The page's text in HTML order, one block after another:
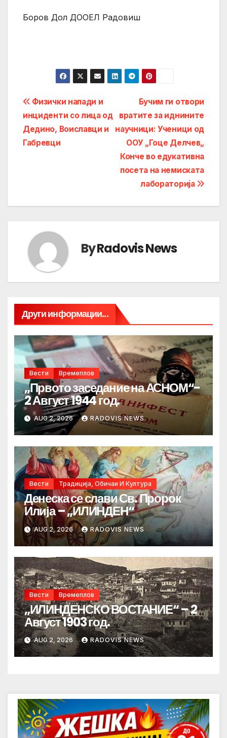
Боров Дол ДООЕЛ Радовиш
Post
navigation
Бучим ги отвори
вратите за иднините
научници: Ученици од
ООУ „Гоце Делчев„
Конче во едукативна
посета на немиската
лабораторија
Физички напади и
инциденти со лица од
Дедино, Воиславци и
Габревци
ByRadovis News
Други информации...
Вести Времеплов
„Првото заседание на АСНОМ“-
2 Август 1944 год.
AUG 2, 2026 RADOVIS NEWS
Вести Традиција, Обичаи И Култура
Денеска се слави Св. Пророк
Илија – „ИЛИНДЕН“
AUG 2, 2026 RADOVIS NEWS
Вести Времеплов
„ИЛИНДЕНСКО ВОСТАНИЕ“ – 2
Август 1903 год.
AUG 2, 2026 RADOVIS NEWS